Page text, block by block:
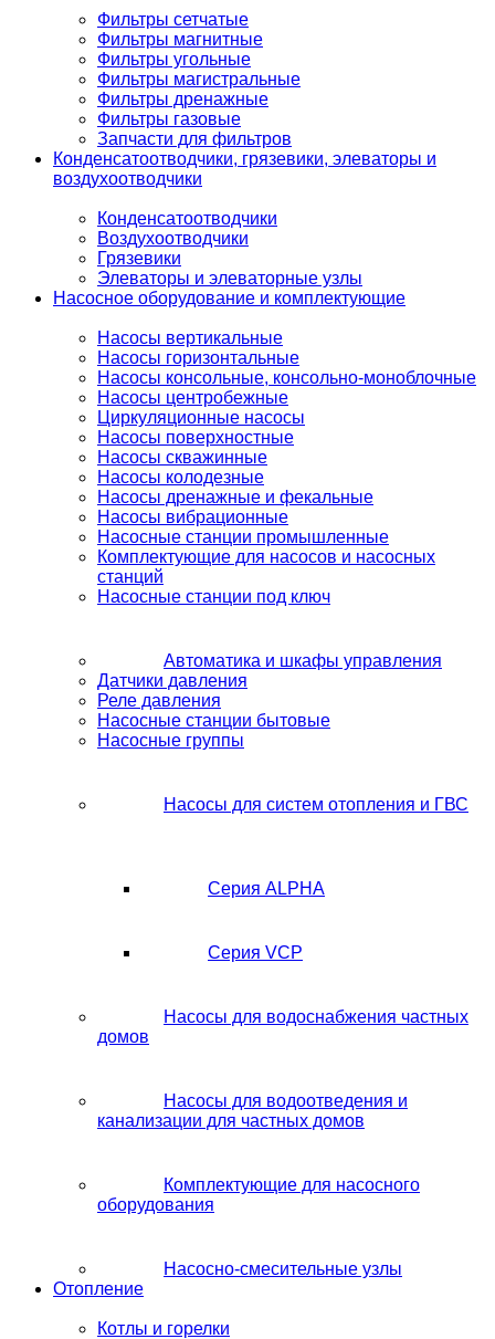
Фильтры сетчатые
Фильтры магнитные
Фильтры угольные
Фильтры магистральные
Фильтры дренажные
Фильтры газовые
Запчасти для фильтров
Конденсатоотводчики, грязевики, элеваторы и
воздухоотводчики
Конденсатоотводчики
Воздухоотводчики
Грязевики
Элеваторы и элеваторные узлы
Насосное оборудование и комплектующие
Насосы вертикальные
Насосы горизонтальные
Насосы консольные, консольно-моноблочные
Насосы центробежные
Циркуляционные насосы
Насосы поверхностные
Насосы скважинные
Насосы колодезные
Насосы дренажные и фекальные
Насосы вибрационные
Насосные станции промышленные
Комплектующие для насосов и насосных
станций
Насосные станции под ключ
Автоматика и шкафы управления
Датчики давления
Реле давления
Насосные станции бытовые
Насосные группы
Насосы для систем отопления и ГВС
Серия ALPHA
Серия VCP
Насосы для водоснабжения частных
домов
Насосы для водоотведения и
канализации для частных домов
Комплектующие для насосного
оборудования
Насосно-смесительные узлы
Отопление
Котлы и горелки